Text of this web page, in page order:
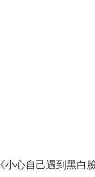
《小心自己遇到黑白臉